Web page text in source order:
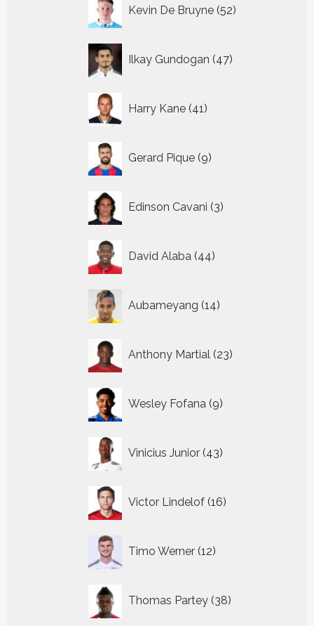
Kevin De Bruyne 52
producten
Ilkay Gundogan 47
producten
Harry Kane 41
producten
Gerard Pique 9
producten
Edinson Cavani 3
producten
David Alaba 44
producten
Aubameyang 14
producten
Anthony Martial 23
producten
Wesley Fofana 9
producten
Vinicius Junior 43
producten
Victor Lindelof 16
producten
Timo Werner 12
producten
Thomas Partey 38
producten